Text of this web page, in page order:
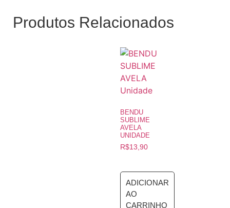
Produtos Relacionados
BENDU
SUBLIME
AVELA
UNIDADE
R$13,90
ADICIONAR
AO
CARRINHO